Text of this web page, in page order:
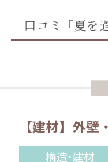
口コミ「夏を
【建材】外
構造・建材